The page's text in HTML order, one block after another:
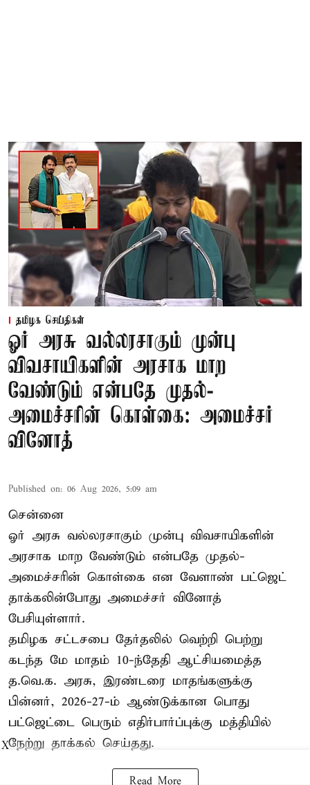
தமிழக செய்திகள்
ஓர் அரசு வல்லரசாகும் முன்பு
விவசாயிகளின் அரசாக மாற
வேண்டும் என்பதே முதல்-
அமைச்சரின் கொள்கை: அமைச்சர்
வினோத்
Published on: 06 Aug 2026, 5:09 am
சென்னை
ஓர் அரசு வல்லரசாகும் முன்பு விவசாயிகளின்
அரசாக மாற வேண்டும் என்பதே முதல்-
அமைச்சரின் கொள்கை என வேளாண் பட்ஜெட்
தாக்கலின்போது அமைச்சர் வினோத்
பேசியுள்ளார்.
தமிழக சட்டசபை தேர்தலில் வெற்றி பெற்று
கடந்த மே மாதம் 10-ந்தேதி ஆட்சியமைத்த
த.வெ.க. அரசு, இரண்டரை மாதங்களுக்கு
பின்னர், 2026-27-ம் ஆண்டுக்கான பொது
பட்ஜெட்டை பெரும் எதிர்பார்ப்புக்கு மத்தியில்
நேற்று தாக்கல் செய்தது.
Read More
X